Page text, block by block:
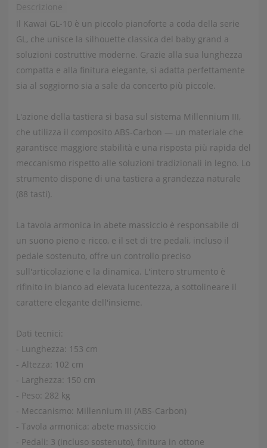
Descrizione
Il Kawai GL-10 è un piccolo pianoforte a coda della serie
GL, che unisce la silhouette classica del baby grand a
soluzioni costruttive moderne. Grazie alla sua lunghezza
compatta e alla finitura elegante, si adatta perfettamente
sia al soggiorno sia a sale da concerto più piccole.
L'azione della tastiera si basa sul sistema Millennium III,
che utilizza il composito ABS‑Carbon — un materiale che
garantisce maggiore stabilità e una risposta più rapida del
meccanismo rispetto alle soluzioni tradizionali in legno. Lo
strumento dispone di una tastiera a grandezza naturale
(88 tasti).
La tavola armonica in abete massiccio è responsabile di
un suono pieno e ricco, e il set di tre pedali, incluso il
pedale sostenuto, offre un controllo preciso
sull'articolazione e la dinamica. L'intero strumento è
rifinito in bianco ad elevata lucentezza, a sottolineare il
carattere elegante dell'insieme.
Dati tecnici:
- Lunghezza: 153 cm
- Altezza: 102 cm
- Larghezza: 150 cm
- Peso: 282 kg
- Meccanismo: Millennium III (ABS‑Carbon)
- Tavola armonica: abete massiccio
- Pedali: 3 (incluso sostenuto), finitura in ottone